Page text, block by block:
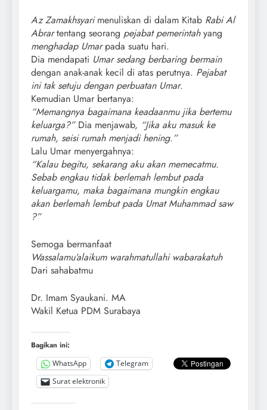
Az Zamakhsyarimenuliskan di dalam Kitab Rabi Al
Abrartentang seorang pejabat pemerintahyang
menghadap Umarpada suatu hari.
Dia mendapati Umar sedang berbaring bermain
dengan anak-anak kecil di atas perutnya. Pejabat
ini tak setuju dengan perbuatan Umar.
Kemudian Umar bertanya:
“Memangnya bagaimana keadaanmu jika bertemu
keluarga?”Dia menjawab, “Jika aku masuk ke
rumah, seisi rumah menjadi hening.”
Lalu Umar menyergahnya:
“Kalau begitu, sekarang aku akan memecatmu.
Sebab engkau tidak berlemah lembut pada
keluargamu, maka bagaimana mungkin engkau
akan berlemah lembut pada Umat Muhammad saw
?”
Semoga bermanfaat
Wassalamu’alaikum warahmatullahi wabarakatuh
Dari sahabatmu
Dr. Imam Syaukani. MA
Wakil Ketua PDM Surabaya
Bagikan ini:
WhatsApp
Telegram
Surat elektronik